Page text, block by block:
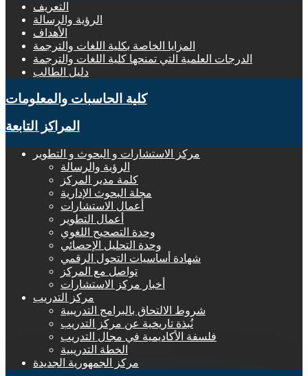
التعريف
الرؤية والرسالة
الأهداف
المزايا الخاصة بكلية اللغات والترجمة
الدرجات العلمية التي تمنحها كلية اللغات والترجمة
دليل الطالب
كلية الحاسبات والمعلومات
المراكز التابعة
مركز الاستشارات و البحوث و التطوير
الرؤية والرسالة
كلمة مدير المركز
مجلة البحوث الإدارية
أعمال الاستشارات
أعمال التطوير
وحدة التصحيح اللغوي
وحدة التحليل الإحصائي
شهادة أساسيات التحول الرقمي
تواصل مع المركز
أخبار مركز الاستشارات
مركز التدريب
شروط الالتحاق بالبرامج التدريبية
نُبذة تاريخية عن مركز التدريب
فلسفة الأكاديمية في مجال التدريب
الخطة التدريبية
مركز الجمهورية الجديدة